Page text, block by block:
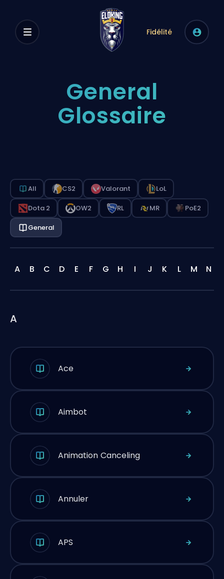
Fidélité
General
Glossaire
All CS2 Valorant LoL
Dota 2 OW2 RL MR PoE2
General
A B C D E F G H I J K L M N
A
Ace
Aimbot
Animation Canceling
Annuler
APS